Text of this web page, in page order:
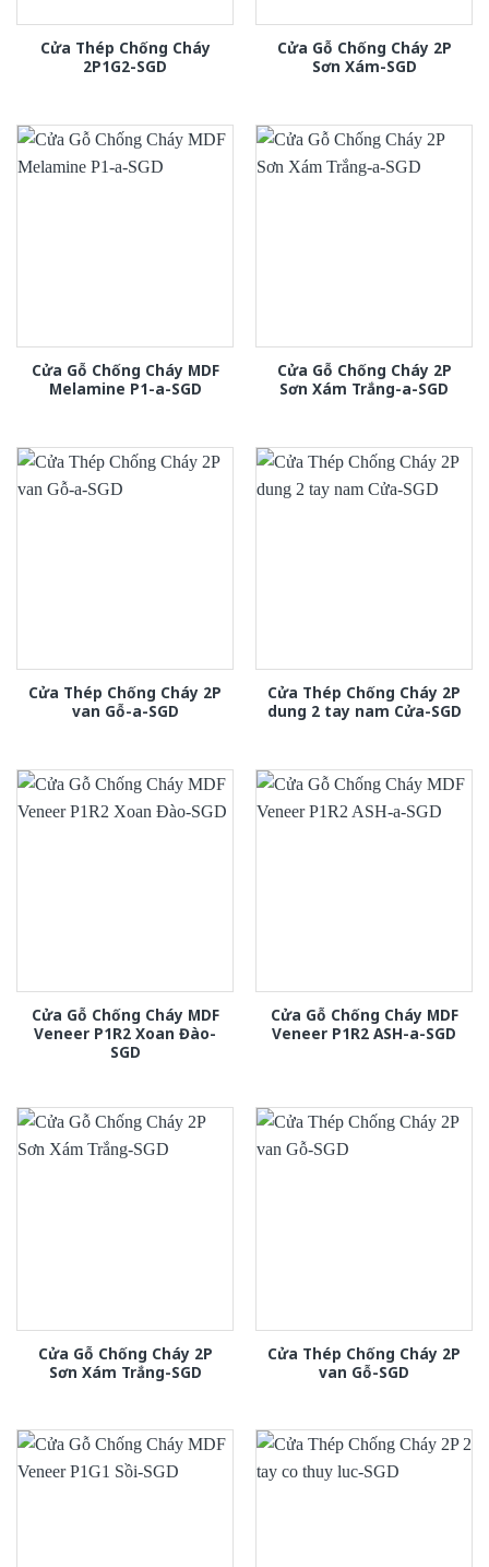
Cửa Thép Chống Cháy
2P1G2-SGD
Cửa Gỗ Chống Cháy 2P
Sơn Xám-SGD
Cửa Gỗ Chống Cháy MDF
Melamine P1-a-SGD
Cửa Gỗ Chống Cháy 2P
Sơn Xám Trắng-a-SGD
Cửa Thép Chống Cháy 2P
van Gỗ-a-SGD
Cửa Thép Chống Cháy 2P
dung 2 tay nam Cửa-SGD
Cửa Gỗ Chống Cháy MDF
Veneer P1R2 Xoan Đào-
SGD
Cửa Gỗ Chống Cháy MDF
Veneer P1R2 ASH-a-SGD
Cửa Gỗ Chống Cháy 2P
Sơn Xám Trắng-SGD
Cửa Thép Chống Cháy 2P
van Gỗ-SGD